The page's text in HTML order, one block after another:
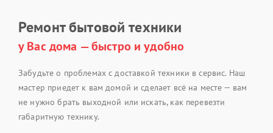
Ремонт бытовой техники
у Вас дома — быстро и удобно
Забудьте о проблемах с доставкой техники в сервис. Наш
мастер приедет к вам домой и сделает всё на месте — вам
не нужно брать выходной или искать, как перевезти
габаритную технику.